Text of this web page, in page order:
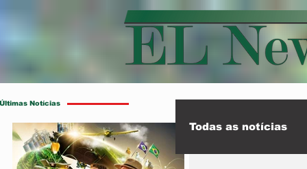
Últimas Notícias
Todas as notícias